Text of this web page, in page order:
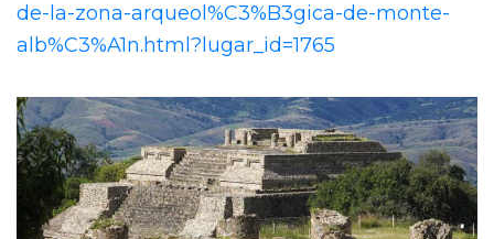
de-la-zona-arqueol%C3%B3gica-de-monte-
alb%C3%A1n.html?lugar_id=1765